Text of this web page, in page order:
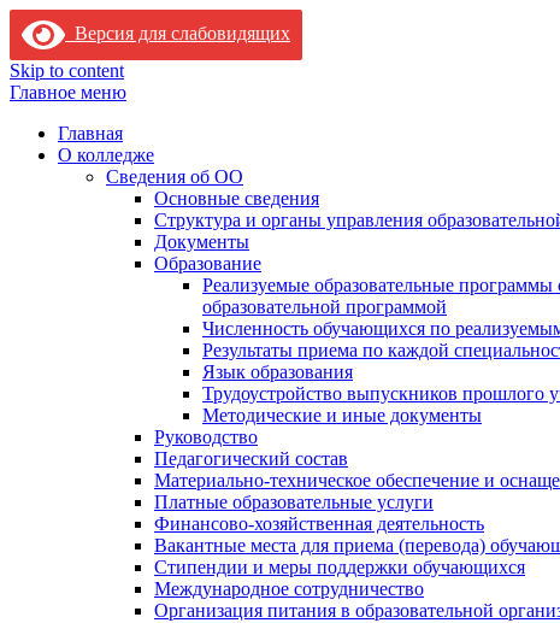
Версия для слабовидящих
Skip to content
Главное меню
Главная
О колледже
Сведения об ОО
Основные сведения
Структура и органы управления
Документы
Образование
Реализуемые образовательные
образовательной программой
Численность обучающихся по
Результаты приема по каждой
Язык образования
Трудоустройство выпускников
Методические и иные документы
Руководство
Педагогический состав
Материально-техническое обеспечение и
Платные образовательные услуги
Финансово-хозяйственная деятельность
Вакантные места для приема (перевода)
Стипендии и меры поддержки обучающихся
Международное сотрудничество
Организация питания в образовательной